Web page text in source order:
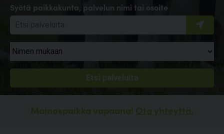
Syötä paikkakunta, palvelun nimi tai osoite
Mainospaikka vapaana! Ota yhteyttä.